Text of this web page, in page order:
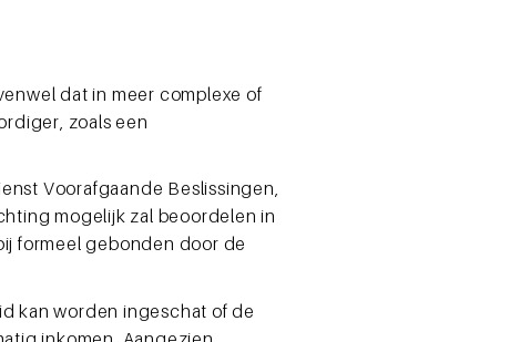
dat in meer complexe of
zoals een
Voorafgaande Beslissingen,
mogelijk zal beoordelen in
formeel gebonden door de
kan worden ingeschat of de